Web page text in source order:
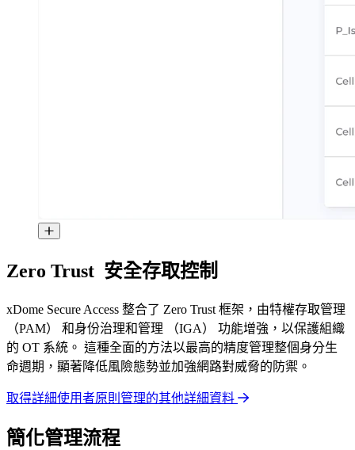
Zero Trust 安全存取控制
xDome Secure Access 整合了 Zero Trust 框架，由特權存取管理
（PAM） 和身份治理和管理 （IGA） 功能增強，以保護組織
的 OT 系統。 這種全面的方法以最高的精度管理整個身分生
命週期，顯著降低風險態勢並加強網路對威脅的防禦。
取得詳細使用者原則管理的其他詳細資料
簡化管理流程